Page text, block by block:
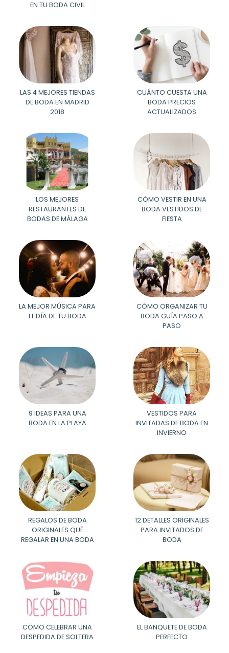
EN TU BODA CIVIL
LAS 4 MEJORES TIENDAS
DE BODA EN MADRID
2018
CUÁNTO CUESTA UNA
BODA PRECIOS
ACTUALIZADOS
LOS MEJORES
RESTAURANTES DE
BODAS DE MÁLAGA
CÓMO VESTIR EN UNA
BODA VESTIDOS DE
FIESTA
LA MEJOR MÚSICA PARA
EL DÍA DE TU BODA
CÓMO ORGANIZAR TU
BODA GUÍA PASO A
PASO
9 IDEAS PARA UNA
BODA EN LA PLAYA
VESTIDOS PARA
INVITADAS DE BODA EN
INVIERNO
REGALOS DE BODA
ORIGINALES QUÉ
REGALAR EN UNA BODA
12 DETALLES ORIGINALES
PARA INVITADOS DE
BODA
CÓMO CELEBRAR UNA
DESPEDIDA DE SOLTERA
EL BANQUETE DE BODA
PERFECTO